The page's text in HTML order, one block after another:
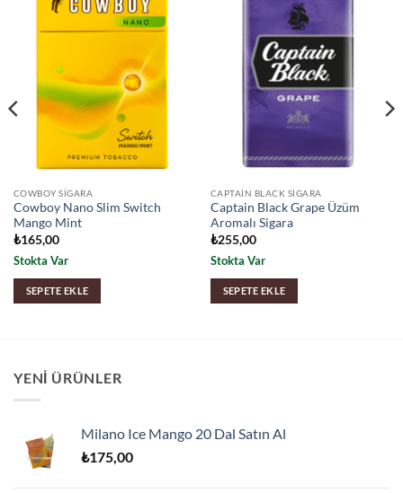
COWBOY SIGARA
Cowboy Nano Slim Switch
Mango Mint
₺165,00
Stokta Var
SEPETE EKLE
CAPTAIN BLACK SIGARA
Captain Black Grape Üzüm
Aromalı Sigara
₺255,00
Stokta Var
SEPETE EKLE
YENI ÜRÜNLER
Milano Ice Mango 20 Dal Satın Al
₺175,00